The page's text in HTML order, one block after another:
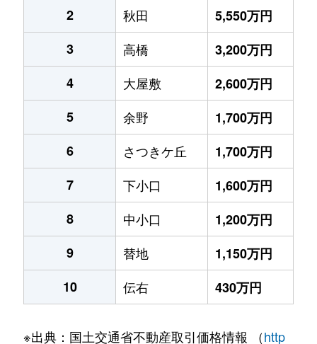
2
秋田
5,550万円
3
高橋
3,200万円
4
大屋敷
2,600万円
5
余野
1,700万円
6
さつきケ丘
1,700万円
7
下小口
1,600万円
8
中小口
1,200万円
9
替地
1,150万円
10
伝右 430万円
※出典：国土交通省不動産取引価格情報 （http